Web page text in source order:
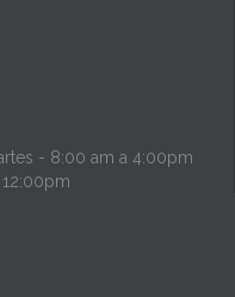
- 8:00 am a 4:00pm